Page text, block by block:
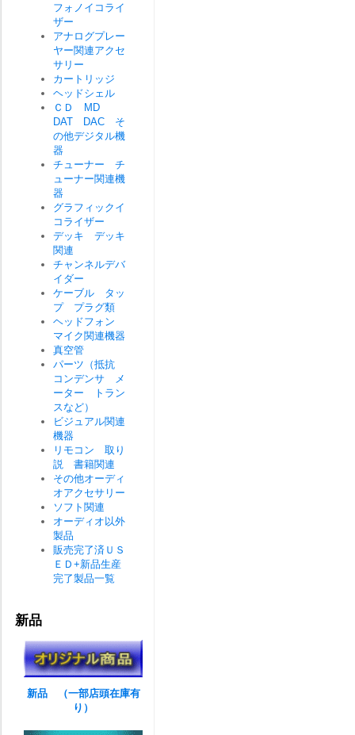
フォノイコライ
ザー
アナログプレー
ヤー関連アクセ
サリー
カートリッジ
ヘッドシェル
ＣＤ MD
DAT DAC そ
の他デジタル機
器
チューナー チ
ューナー関連機
器
グラフィックイ
コライザー
デッキ デッキ
関連
チャンネルデバ
イダー
ケーブル タッ
プ プラグ類
ヘッドフォン
マイク関連機器
真空管
パーツ（抵抗
コンデンサ メ
ーター トラン
スなど）
ビジュアル関連
機器
リモコン 取り
説 書籍関連
その他オーディ
オアクセサリー
ソフト関連
オーディオ以外
製品
販売完了済ＵＳ
ＥＤ+新品生産
完了製品一覧
新品
新品 （一部店頭在庫有
り）